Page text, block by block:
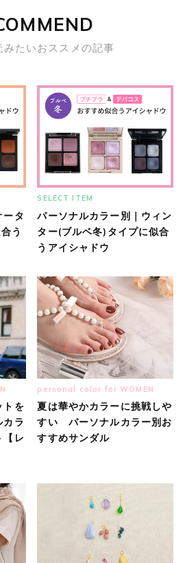
みたいおススメの記事
ータ
う
SELECT ITEM
パーソナルカラー別｜ウィン
ター(ブルベ冬)タイプに似合
うアイシャドウ
トを
カラ
【レ
personal color for WOMEN
夏は華やかカラーに挑戦しや
すい パーソナルカラー別お
すすめサンダル